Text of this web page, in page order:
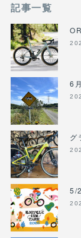
記事一覧
6
グ
5/